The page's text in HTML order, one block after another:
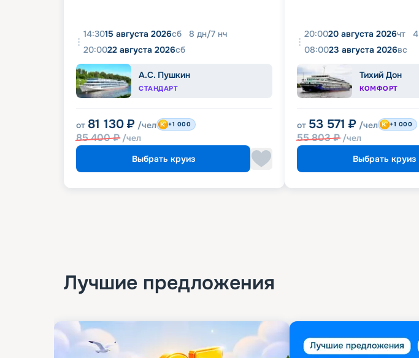
14:3015 августа 2026сб 8 дн/7 нч
20:0022 августа 2026сб
А.С. Пушкин
СТАНДАРТ
от 81 130 ₽ /чел
85 400₽ /чел
+1 000
Выбрать круиз
20:0020 августа 2026чт 4
08:0023 августа 2026вс
Тихий Дон
КОМФОРТ
от 53 571 ₽ /чел
55 803₽ /чел
+1 000
Выбрать круиз
Лучшие предложения